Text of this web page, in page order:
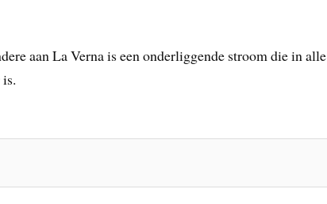
aan La Verna is een onderliggende stroom die in alle